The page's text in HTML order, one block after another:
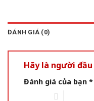
ĐÁNH GIÁ (0)
Hãy là người đầu
Đánh giá của bạn *